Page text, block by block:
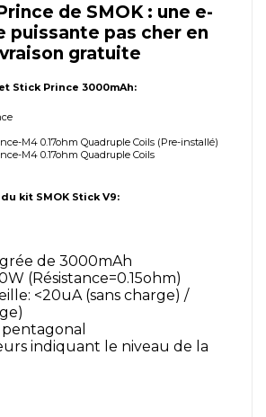
de SMOK : une e-
puissante pas cher en
gratuite
Stick Prince 3000mAh:
M4 0.17ohm Quadruple Coils (Pre-installé)
M4 0.17ohm Quadruple Coils
kit SMOK Stick V9:
de 3000mAh
(Résistance=0.15ohm)
<20uA (sans charge) /
indiquant le niveau de la